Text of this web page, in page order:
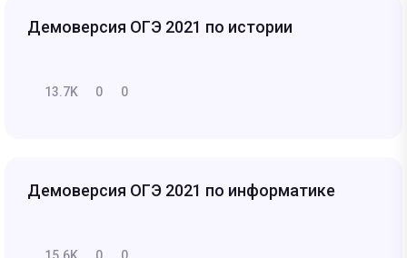
Демоверсия ОГЭ 2021 по истории
13.7K 0 0
Демоверсия ОГЭ 2021 по информатике
15.6K 0 0